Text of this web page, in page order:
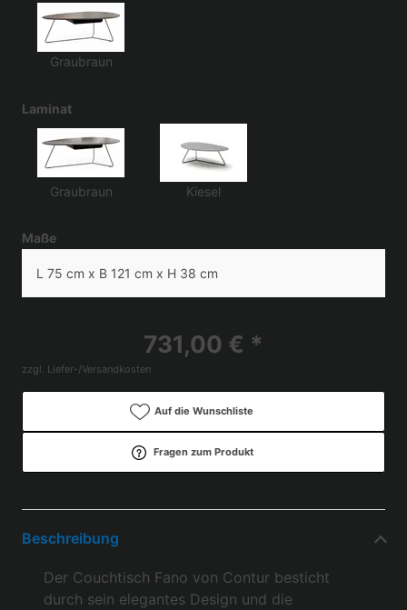
Graubraun
Laminat
Graubraun Kiesel
Maße
L 75 cm x B 121 cm x H 38 cm
731,00 € *
zzgl. Liefer-/Versandkosten
Auf die Wunschliste
Fragen zum Produkt
Beschreibung
Der Couchtisch Fano von Contur besticht
durch sein elegantes Design und die